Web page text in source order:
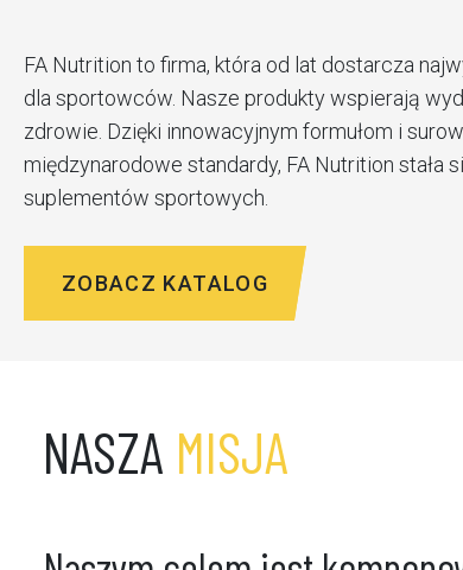
FA Nutrition to firma, która od lat dostarcza
dla sportowców. Nasze produkty wspierają
zdrowie. Dzięki innowacyjnym formułom i
międzynarodowe standardy, FA Nutrition stała
suplementów sportowych.
ZOBACZ KATALOG
NASZA MISJA